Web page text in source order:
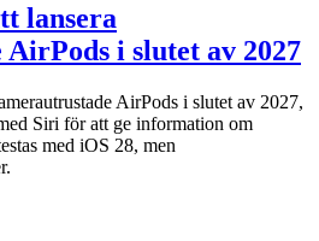
lansera
i slutet av 2027
AirPods i slutet av 2027,
Siri för att ge information om
med iOS 28, men